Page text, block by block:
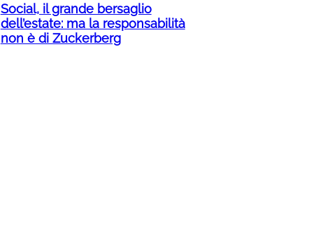
Social, il grande bersaglio
dell’estate: ma la responsabilità
non è di Zuckerberg